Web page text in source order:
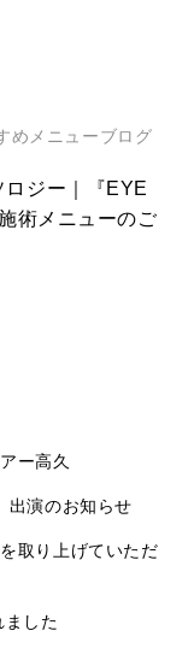
めメニューブログ
ジー｜『EYE
術メニューのご
ー高久
出演のお知らせ
取り上げていただ
ました